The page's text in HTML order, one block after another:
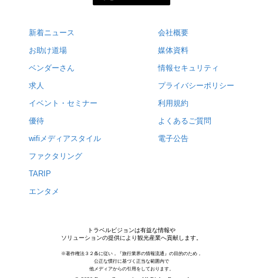
新着ニュース
お助け道場
ベンダーさん
求人
イベント・セミナー
優待
wifiメディアスタイル
ファクタリング
TARIP
エンタメ
会社概要
媒体資料
情報セキュリティ
プライバシーポリシー
利用規約
よくあるご質問
電子公告
トラベルビジョンは有益な情報や
ソリューションの提供により観光産業へ貢献します。
※著作権法３２条に従い，『旅行業界の情報流通』の目的のため，
公正な慣行に基づく正当な範囲内で
他メディアからの引用をしております。